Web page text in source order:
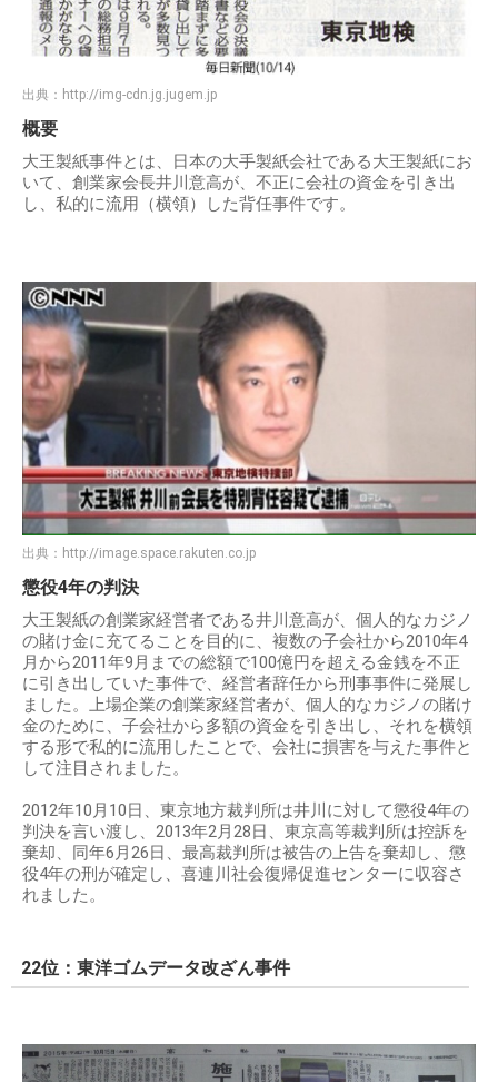
出典： http://img-cdn.jg.jugem.jp
概要
大王製紙事件とは、日本の大手製紙会社である大王製紙にお
いて、創業家会長井川意高が、不正に会社の資金を引き出
し、私的に流用（横領）した背任事件です。
出典： http://image.space.rakuten.co.jp
懲役4年の判決
大王製紙の創業家経営者である井川意高が、個人的なカジノ
の賭け金に充てることを目的に、複数の子会社から2010年4
月から2011年9月までの総額で100億円を超える金銭を不正
に引き出していた事件で、経営者辞任から刑事事件に発展し
ました。上場企業の創業家経営者が、個人的なカジノの賭け
金のために、子会社から多額の資金を引き出し、それを横領
する形で私的に流用したことで、会社に損害を与えた事件と
して注目されました。
2012年10月10日、東京地方裁判所は井川に対して懲役4年の
判決を言い渡し、2013年2月28日、東京高等裁判所は控訴を
棄却、同年6月26日、最高裁判所は被告の上告を棄却し、懲
役4年の刑が確定し、喜連川社会復帰促進センターに収容さ
れました。
22位：東洋ゴムデータ改ざん事件